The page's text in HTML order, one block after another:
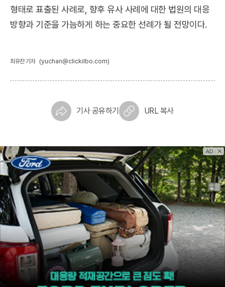
형태로 표출된 사례로, 향후 유사 사례에 대한 법원의 대응
방향과 기준을 가늠하게 하는 중요한 선례가 될 전망이다.
최유찬 기자 (yuchan@clickilbo.com)
기사 공유하기 URL 복사